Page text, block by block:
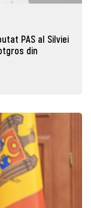
PAS al Silviei
din